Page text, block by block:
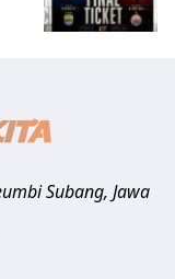
Subang, Jawa